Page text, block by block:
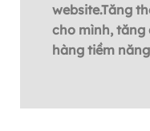
website.Tăng
cho mình, tăng
hàng tiềm